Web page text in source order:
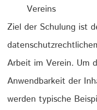
Vereins
Ziel der Schulung ist
Arbeit im Verein. Um
Anwendbarkeit der
werden typische